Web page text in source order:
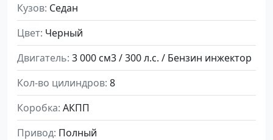
Кузов Седан
Цвет Черный
Двигатель 3 000 см3 / 300 л.с. / Бензин инжектор
Кол-во цилиндров 8
Коробка АКПП
Привод Полный